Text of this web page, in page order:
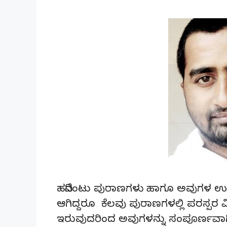
ಹದಿನೆಂಟು ಪುರಾಣಗಳು ಹಾಗೂ ಅವುಗಳ
ಆಗಿದ್ದರೂ ಕೆಲವು ಪುರಾಣಗಳಲ್ಲಿ ಪರಸ್ಪರ
ಇರುವುದರಿಂದ ಅವುಗಳನ್ನು